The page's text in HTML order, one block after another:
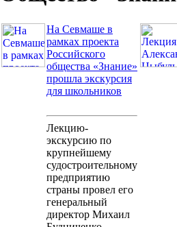
На Севмаше в
рамках проекта
Российского
общества «Знание»
прошла экскурсия
для школьников
Лекцию-
экскурсию по
крупнейшему
судостроительному
предприятию
страны провел его
генеральный
директор Михаил